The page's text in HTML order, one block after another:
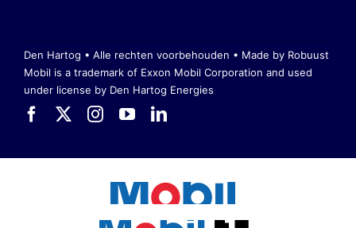
Den Hartog • Alle rechten voorbehouden • Made by Robuust
Mobil is a trademark of Exxon Mobil Corporation and used
under license by Den Hartog Energies